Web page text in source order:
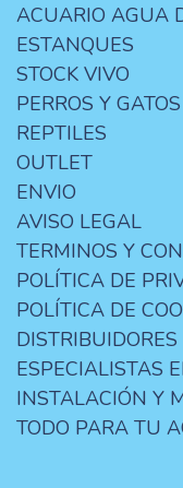
ACUARIO AGUA
ESTANQUES
STOCK VIVO
PERROS Y GATOS
REPTILES
OUTLET
ENVIO
AVISO LEGAL
TERMINOS Y
POLÍTICA DE
POLÍTICA DE
ESPECIALISTAS
INSTALACIÓN Y
TODO PARA TU